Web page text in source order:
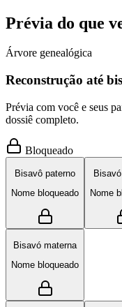
Prévia do que
Árvore genealógica
Reconstrução até
Prévia com você e seus
dossiê completo.
Bloqueado
Bisavô paterno
Nome bloqueado
Nome
Bisavó materna
Nome bloqueado